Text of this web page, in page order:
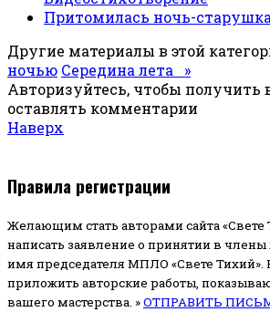
Притомилась ночь-
Другие материалы в этой
ночью Середина лета »
Авторизуйтесь, чтобы получить
оставлять комментарии
Наверх
Правила регистрации
Желающим стать авторами сайта «Свете
написать заявление о принятии в
имя председателя МПЛО «Свете Тихий».
приложить авторские работы,
вашего мастерства. »ОТПРАВИТЬ